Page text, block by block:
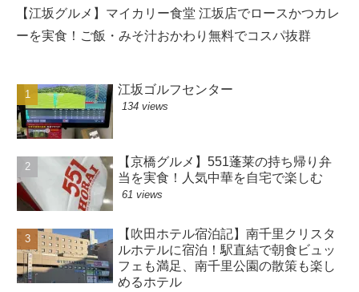
【江坂グルメ】マイカリー食堂 江坂店でロースかつカレ
ーを実食！ご飯・みそ汁おかわり無料でコスパ抜群
江坂ゴルフセンター
134 views
【京橋グルメ】551蓬莱の持ち帰り弁
当を実食！人気中華を自宅で楽しむ
61 views
【吹田ホテル宿泊記】南千里クリスタ
ルホテルに宿泊！駅直結で朝食ビュッ
フェも満足、南千里公園の散策も楽し
めるホテル